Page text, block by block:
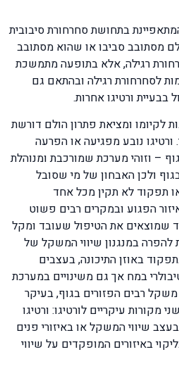
בתחושת סחרחורת סיבובית
מסתובב סביבו או שהוא מסתובב
רגילה, אלא בתופעה מתמשכת
לסחרחורת רגילה ובהתאם גם
בבעיית ורטיגו אחרות.
לקיומו ומציאת פתרון הולם דורשת
נובע מפגיעה או הפרעה
– וזוהי מערכת שמורכבת ומנוהלת
ולכן האבחון של מי שסובל
תפקוד לא תקין מכל אחד
הפגוע ובמקרים רבים פשוט
שמוצאים את הטיפול שעובד ומקל
במנגנון שיווי המשקל של
באוזן התיכונה, בעצבים
במח אך גם משינויים במערכת
משקל רבים הפזורים בגוף, בעיקר
מקורות עיקריים לורטיגו: ורטיגו
שיווי המשקל או באיזורי פנים
באיזורים המופקדים על שיווי